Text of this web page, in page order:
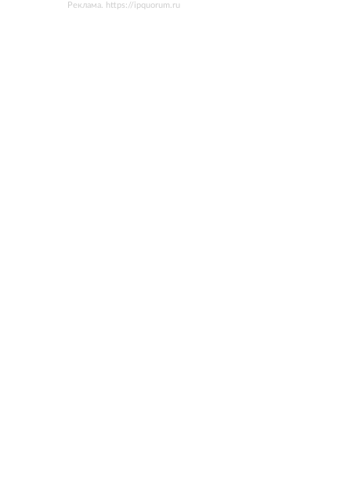
Реклама. https://ipquorum.ru